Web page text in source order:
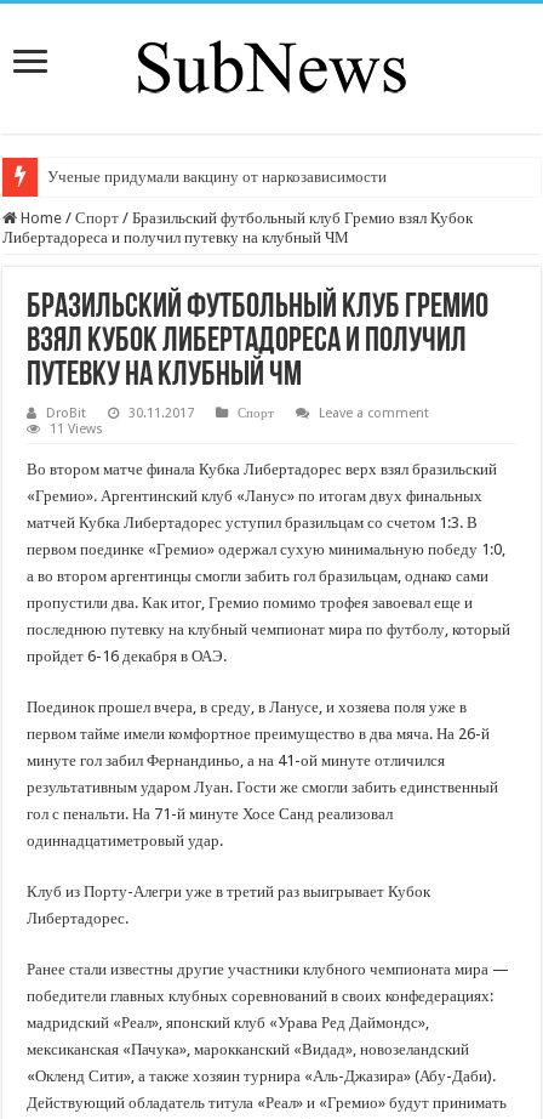
Ученые придумали вакцину от наркозависимости
Home / Спорт / Бразильский футбольный клуб Гремио взял Кубок
Либертадореса и получил путевку на клубный ЧМ
Бразильский футбольный клуб Гремио
взял Кубок Либертадореса и получил
путевку на клубный ЧМ
DroBit 30.11.2017 Спорт
Leave a comment
11 Views
Во втором матче финала Кубка Либертадорес верх взял бразильский
«Гремио». Аргентинский клуб «Ланус» по итогам двух финальных
матчей Кубка Либертадорес уступил бразильцам со счетом 1:3. В
первом поединке «Гремио» одержал сухую минимальную победу 1:0,
а во втором аргентинцы смогли забить гол бразильцам, однако сами
пропустили два. Как итог, Гремио помимо трофея завоевал еще и
последнюю путевку на клубный чемпионат мира по футболу, который
пройдет 6-16 декабря в ОАЭ.
Поединок прошел вчера, в среду, в Ланусе, и хозяева поля уже в
первом тайме имели комфортное преимущество в два мяча. На 26-й
минуте гол забил Фернандиньо, а на 41-ой минуте отличился
результативным ударом Луан. Гости же смогли забить единственный
гол с пенальти. На 71-й минуте Хосе Санд реализовал
одиннадцатиметровый удар.
Клуб из Порту-Алегри уже в третий раз выигрывает Кубок
Либертадорес.
Ранее стали известны другие участники клубного чемпионата мира —
победители главных клубных соревнований в своих конфедерациях:
мадридский «Реал», японский клуб «Урава Ред Даймондс»,
мексиканская «Пачука», марокканский «Видад», новозеландский
«Окленд Сити», а также хозяин турнира «Аль-Джазира» (Абу-Даби).
Действующий обладатель титула «Реал» и «Гремио» будут принимать